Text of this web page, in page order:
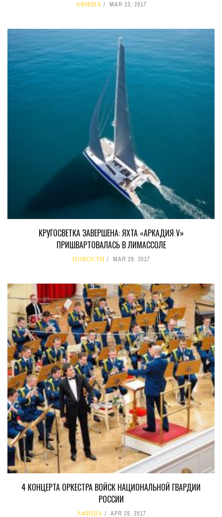
АФИША MAR 23, 2017
КРУГОСВЕТКА ЗАВЕРШЕНА: ЯХТА «АРКАДИЯ V»
ПРИШВАРТОВАЛАСЬ В ЛИМАССОЛЕ
НОВОСТИ MAR 29, 2017
4 КОНЦЕРТА ОРКЕСТРА ВОЙСК НАЦИОНАЛЬНОЙ ГВАРДИИ
РОССИИ
АФИША APR 28, 2017